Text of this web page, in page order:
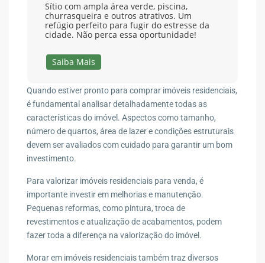
Sítio com ampla área verde, piscina,
churrasqueira e outros atrativos. Um
refúgio perfeito para fugir do estresse da
cidade. Não perca essa oportunidade!
Saiba Mais
Quando estiver pronto para comprar imóveis residenciais,
é fundamental analisar detalhadamente todas as
características do imóvel. Aspectos como tamanho,
número de quartos, área de lazer e condições estruturais
devem ser avaliados com cuidado para garantir um bom
investimento.
Para valorizar imóveis residenciais para venda, é
importante investir em melhorias e manutenção.
Pequenas reformas, como pintura, troca de
revestimentos e atualização de acabamentos, podem
fazer toda a diferença na valorização do imóvel.
Morar em imóveis residenciais também traz diversos